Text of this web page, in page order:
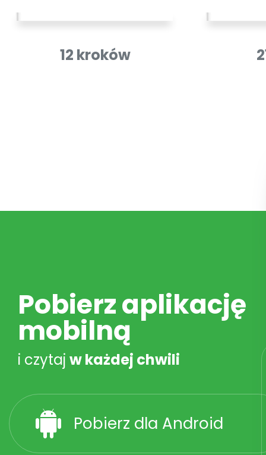
12 kroków
Pobierz aplikację
mobilną
i czytaj w każdej chwili
Pobierz dla Android